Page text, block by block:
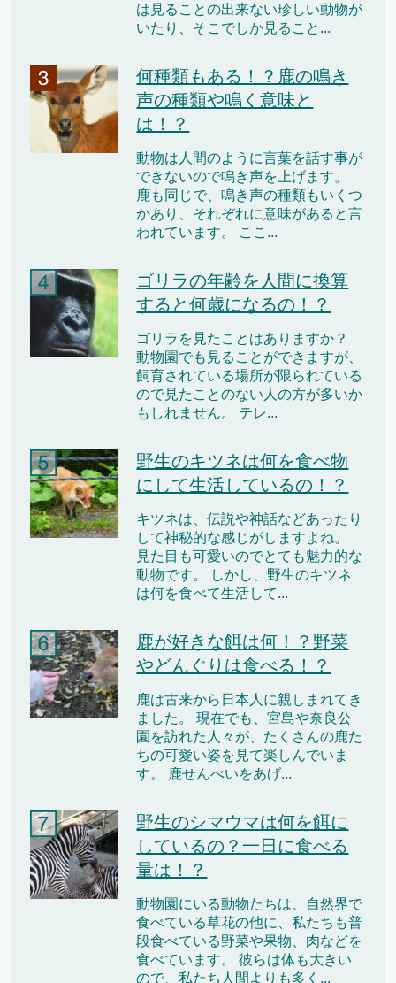
は見ることの出来ない珍しい動物が
いたり、そこでしか見ること...
何種類もある！？鹿の鳴き
声の種類や鳴く意味と
は！？
動物は人間のように言葉を話す事が
できないので鳴き声を上げます。
鹿も同じで、鳴き声の種類もいくつ
かあり、それぞれに意味があると言
われています。 ここ...
ゴリラの年齢を人間に換算
すると何歳になるの！？
ゴリラを見たことはありますか？
動物園でも見ることができますが、
飼育されている場所が限られている
ので見たことのない人の方が多いか
もしれません。 テレ...
野生のキツネは何を食べ物
にして生活しているの！？
キツネは、伝説や神話などあったり
して神秘的な感じがしますよね。
見た目も可愛いのでとても魅力的な
動物です。 しかし、野生のキツネ
は何を食べて生活して...
鹿が好きな餌は何！？野菜
やどんぐりは食べる！？
鹿は古来から日本人に親しまれてき
ました。 現在でも、宮島や奈良公
園を訪れた人々が、たくさんの鹿た
ちの可愛い姿を見て楽しんでいま
す。 鹿せんべいをあげ...
野生のシマウマは何を餌に
しているの？一日に食べる
量は！？
動物園にいる動物たちは、自然界で
食べている草花の他に、私たちも普
段食べている野菜や果物、肉などを
食べています。 彼らは体も大きい
ので、私たち人間よりも多く...